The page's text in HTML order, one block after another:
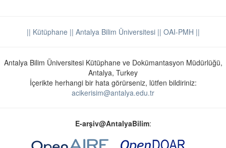
|| Kütüphane || Antalya Bilim Üniversitesi || OAI-PMH ||
Antalya Bilim Üniversitesi Kütüphane ve Dokümantasyon Müdürlüğü,
Antalya, Turkey
İçerikte herhangi bir hata görürseniz, lütfen bildiriniz:
acikerisim@antalya.edu.tr
E-arşiv@AntalyaBilim: